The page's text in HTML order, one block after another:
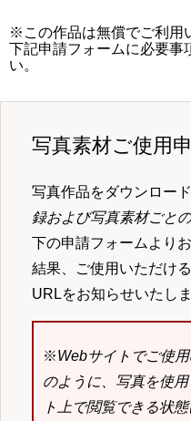
※この作品は無償でご利用
下記申請フォームに必要事
い。
写真素材ご使用
写真作品をダウンロー
録および写真素材ごと
下の申請フォームより
結果、ご使用いただけ
URLをお知らせいたしま
※Webサイトでご使
のように、写真を使
ト上で閲覧できる状